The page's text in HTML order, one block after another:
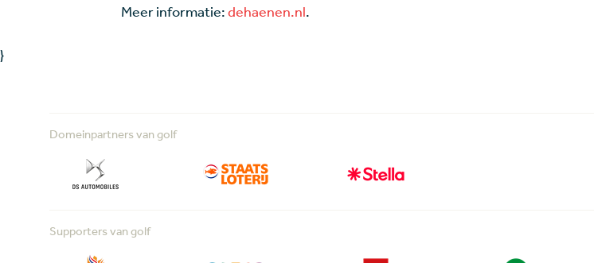
Meer informatie:dehaenen.nl.
}
Domeinpartners van golf
Supporters van golf